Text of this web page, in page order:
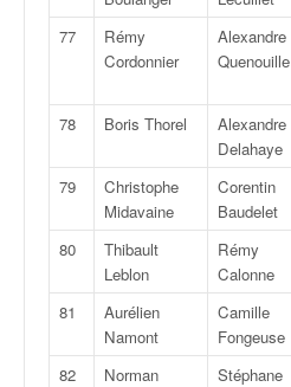
77
Rémy
Cordonnier
Alexandre
Quenouille
78 Boris Thorel
Alexandre
Delahaye
79
Christophe
Midavaine
Corentin
Baudelet
80
Thibault
Leblon
Rémy
Calonne
81
Aurélien
Namont
Camille
Fongeuse
82
Norman
Stéphane